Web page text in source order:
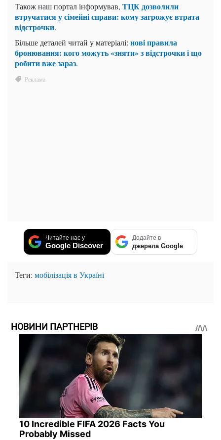
Також наш портал інформував, ТЦК дозволили
втручатися у сімейні справи: кому загрожує втрата
відстрочки.
Більше деталей читай у матеріалі: нові правила
бронювання: кого можуть «зняти» з відстрочки і що
робити вже зараз.
Читайте нас у
Google Discover
Додайте в
джерела Google
Теги: мобілізація в Україні
НОВИНИ ПАРТНЕРІВ
10 Incredible FIFA 2026 Facts You
Probably Missed